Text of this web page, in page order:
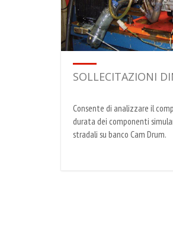
SOLLECITAZIONI
Consente di analizzare il
durata dei componenti
stradali su banco Cam Drum.